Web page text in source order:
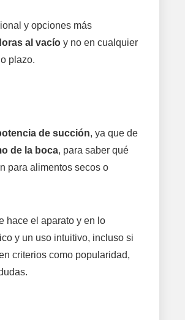
y opciones más
al vacío y no en cualquier
plazo.
de succión, ya que de
de la boca, para saber qué
para alimentos secos o
hace el aparato y en lo
y un uso intuitivo, incluso si
criterios como popularidad,